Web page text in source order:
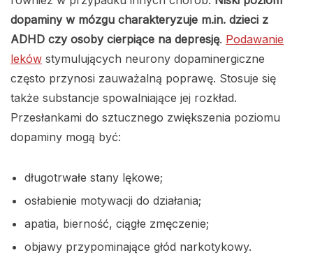
dopaminy w mózgu charakteryzuje m.in. dzieci z
ADHD czy osoby cierpiące na depresję. Podawanie
leków stymulujących neurony dopaminergiczne
często przynosi zauważalną poprawę. Stosuje się
także substancje spowalniające jej rozkład.
Przesłankami do sztucznego zwiększenia poziomu
dopaminy mogą być:
długotrwałe stany lękowe;
osłabienie motywacji do działania;
apatia, bierność, ciągłe zmęczenie;
objawy przypominające głód narkotykowy.